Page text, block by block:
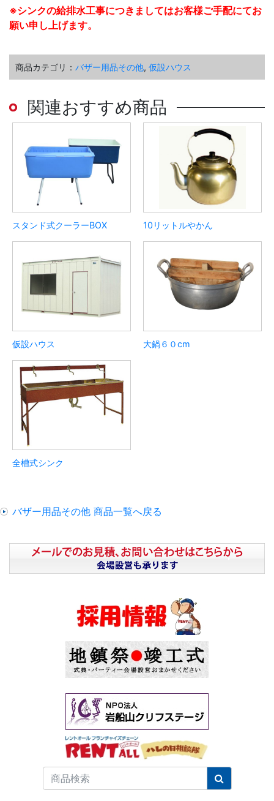
※シンクの給排水工事につきましてはお客様ご手配にてお
願い申し上げます。
商品カテゴリ： バザー用品その他, 仮設ハウス
関連おすすめ商品
スタンド式クーラーBOX 10リットルやかん
仮設ハウス 大鍋６０cm
全槽式シンク
バザー用品その他 商品一覧へ戻る